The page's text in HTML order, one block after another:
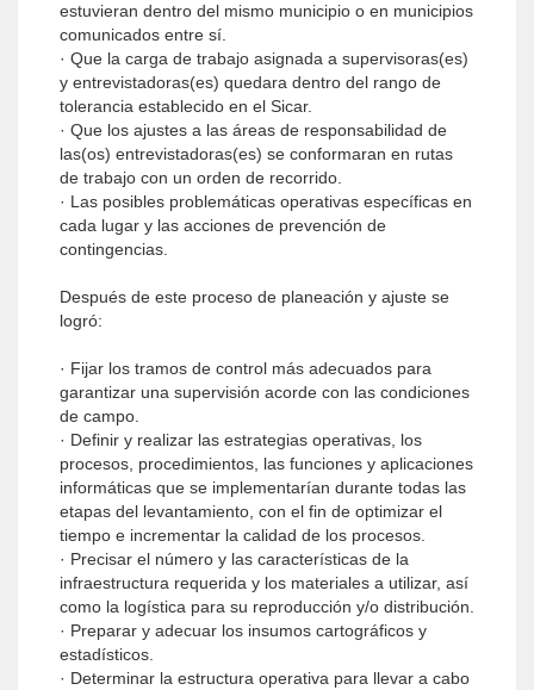
estuvieran dentro del mismo municipio o en municipios
comunicados entre sí.
· Que la carga de trabajo asignada a supervisoras(es)
y entrevistadoras(es) quedara dentro del rango de
tolerancia establecido en el Sicar.
· Que los ajustes a las áreas de responsabilidad de
las(os) entrevistadoras(es) se conformaran en rutas
de trabajo con un orden de recorrido.
· Las posibles problemáticas operativas específicas en
cada lugar y las acciones de prevención de
contingencias.
Después de este proceso de planeación y ajuste se
logró:
· Fijar los tramos de control más adecuados para
garantizar una supervisión acorde con las condiciones
de campo.
· Definir y realizar las estrategias operativas, los
procesos, procedimientos, las funciones y aplicaciones
informáticas que se implementarían durante todas las
etapas del levantamiento, con el fin de optimizar el
tiempo e incrementar la calidad de los procesos.
· Precisar el número y las características de la
infraestructura requerida y los materiales a utilizar, así
como la logística para su reproducción y/o distribución.
· Preparar y adecuar los insumos cartográficos y
estadísticos.
· Determinar la estructura operativa para llevar a cabo